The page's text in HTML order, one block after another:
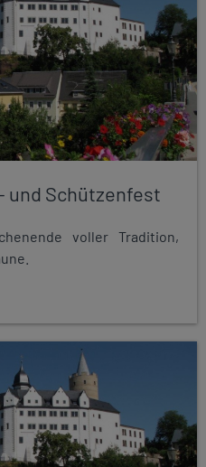
und Schützenfest
voller Tradition,